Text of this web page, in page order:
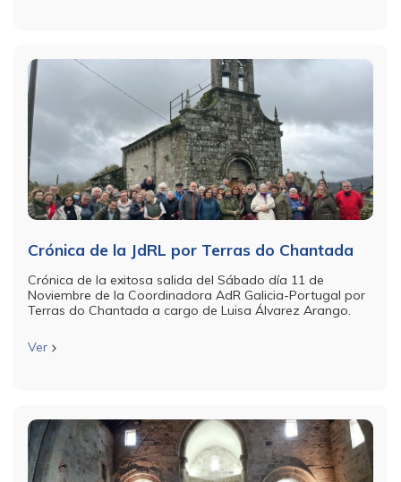
Crónica de la JdRL por Terras do Chantada
Crónica de la exitosa salida del Sábado día 11 de
Noviembre de la Coordinadora AdR Galicia-Portugal por
Terras do Chantada a cargo de Luisa Álvarez Arango.
Ver